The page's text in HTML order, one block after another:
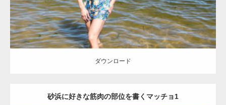
ダウンロード
砂浜に好きな筋肉の部位を書くマッチョ1